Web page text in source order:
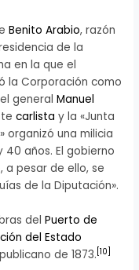
Benito Arabio, razón
de la
en la que el
la Corporación como
generalManuel
carlista y la «Junta
organizó una milicia
años. El gobierno
a pesar de ello, se
de la Diputación».
delPuerto de
del Estado
de 1873. [10